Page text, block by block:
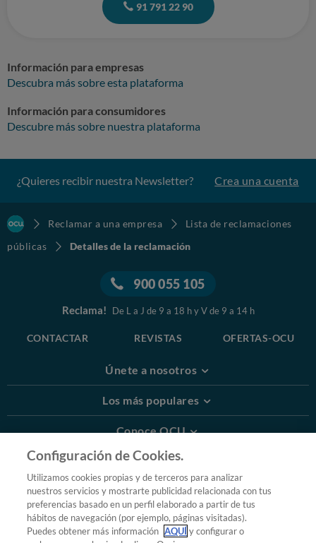
91 791 22 90
Información para empresas
Descubra más sobre esta plataforma
Información para consumidores
Descubre más sobre nuestra plataforma
¿Quieres recibir nuestra Newsletter? Crea una cuenta
Reclamar a una empresa
Lista de reclamaciones
públicas
Detalles de la reclamación
900 055 105
Reclama! De L a J de 9 a 18 h y V de 9 a 14 h
CONTACTAR REVISTAS OFERTAS-OCU
Únete a nosotros
Los más populares
Conoce OCU
Más Información
© 2026 OCU
Condiciones generales de contratación de OCU
Política de privacidad
Configuración de Cookies.
Utilizamos cookies propias y de terceros para analizar
nuestros servicios y mostrarte publicidad relacionada con tus
preferencias basado en un perfil elaborado a partir de tus
hábitos de navegación (por ejemplo, páginas visitadas).
Puedes obtener más información AQUÍy configurar o